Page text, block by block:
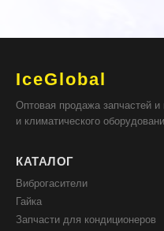
IceGlobal
Оптовая продажа запчастей
и климатического
КАТАЛОГ
Виброгасители
Гайка
Запчасти для кондиционеров